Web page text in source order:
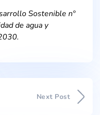
Sostenible nº
de agua y
Next Post